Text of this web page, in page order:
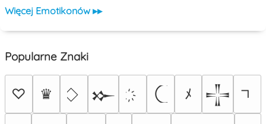
Więcej Emotikonów ▸▸
Popularne Znaki
♡ ♛ 𒁍 ﾒ 𒋲